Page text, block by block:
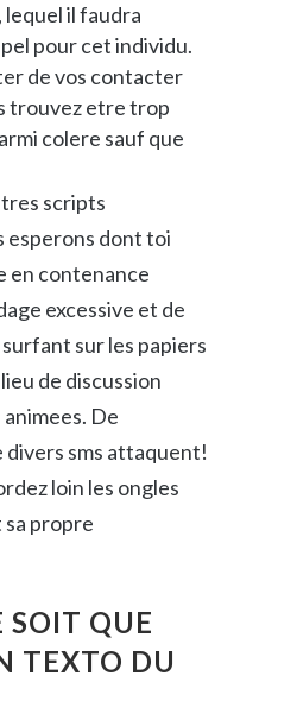
il faudra
pour cet individu.
de vos contacter
trouvez etre trop
colere sauf que
scripts
esperons dont toi
en contenance
excessive et de
sur les papiers
de discussion
De
sms attaquent!
loin les ongles
propre
SOIT QUE
TEXTO DU